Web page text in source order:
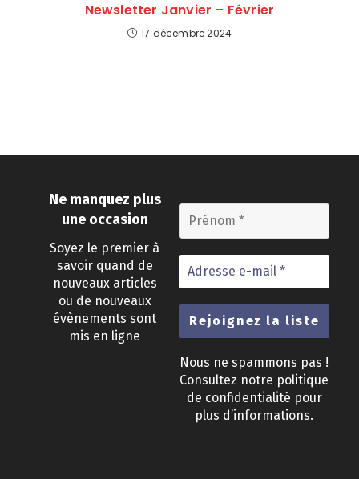
Newsletter Janvier – Février
17 décembre 2024
Ne manquez plus
une occasion
Soyez le premier à
savoir quand de
nouveaux articles
ou de nouveaux
évènements sont
mis en ligne
Nous ne spammons pas !
Consultez notre politique
de confidentialité pour
plus d’informations.